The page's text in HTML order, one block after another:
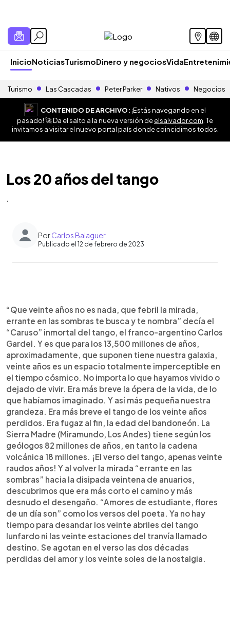
InicioNoticiasTurismoDinero y negociosVida
Turismo Las Cascadas Peter Parker Nativos Negocios
CONTENIDO DE ARCHIVO:¡Estás navegando en el
pasado! 🚀 Da el salto a la nueva versión deelsalvador.com . Te
invitamos a visitar el nuevo portal país donde coincidimos todos.
Los 20 años del tango
.
PorCarlos Balaguer
Publicado el 12 de febrero de 2023
► Escuchar artículo
“Que veinte años no es nada, que febril la mirada,
errante en las sombras te busca y te nombra” decía el
“Caruso” inmortal del tango, el franco-argentino Carlos
Gardel. Y es que para los 13,500 millones de años,
aproximadamente, que suponen tiene nuestra galaxia,
veinte años es un espacio totalmente imperceptible en
el tiempo cósmico. No importa lo que hayamos vivido o
dejado de vivir. Era más breve la ópera de la vida, de lo
que habíamos imaginado. Y así más pequeña nuestra
grandeza. Era más breve el tango de los veinte años
perdidos. Era fugaz al fin, la edad del bandoneón. La
Sierra Madre (Miramundo, Los Andes) tiene según los
geólogos 82 millones de años, en tanto la cadena
volcánica 18 millones. ¡El verso del tango, apenas veinte
raudos años! Y al volver la mirada “errante en las
sombras” hacia la disipada veintena de anuarios,
descubrimos que era más corto el camino y más
desnudo el desengaño. “Amores de estudiante, flores
de un día son” como los versos del poeta. Ya no hay
tiempo para desandar los veinte abriles del tango
lunfardo ni las veinte estaciones del tranvía llamado
destino. Se agotan en el verso las dos décadas
perdidas del amor y los veinte soles de la nostalgia.